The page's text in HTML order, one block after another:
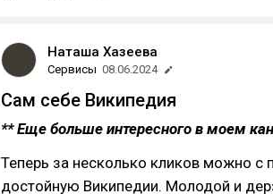
Наташа Хазеева
Сервисы 08.06.2024
Сам себе Википедия
** Еще больше интересного в моем
Теперь за несколько кликов можно
достойную Википедии. Молодой и